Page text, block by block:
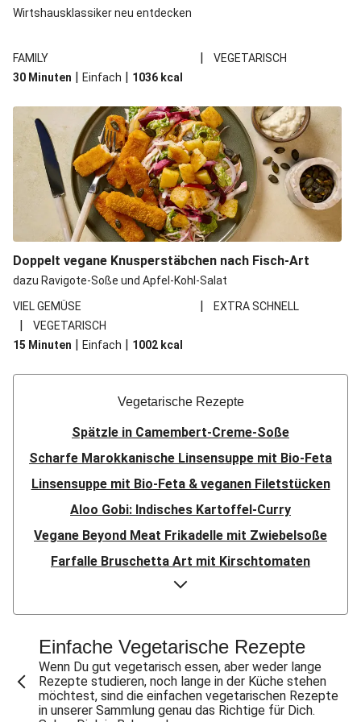
Wirtshausklassiker neu entdecken
FAMILY |
VEGETARISCH
30 Minuten | Einfach | 1036 kcal
Doppelt vegane Knusperstäbchen nach Fisch-Art
dazu Ravigote-Soße und Apfel-Kohl-Salat
VIEL GEMÜSE
| EXTRA SCHNELL
|
VEGETARISCH
15 Minuten | Einfach | 1002 kcal
Vegetarische Rezepte
Spätzle in Camembert-Creme-Soße
Scharfe Marokkanische Linsensuppe mit Bio-Feta
Linsensuppe mit Bio-Feta & veganen Filetstücken
Aloo Gobi: Indisches Kartoffel-Curry
Vegane Beyond Meat Frikadelle mit Zwiebelsoße
Farfalle Bruschetta Art mit Kirschtomaten
Flauipauis Zucchini-Puffer mit Hexkräutern
Sauerteig-Pinsa mit Ziegenkäse & Birne
Sauerteig-Pinsa mit Bio-Feta & Birne
Indisches Streetfood: Mumbai Pav Bhaji
Aloo Gobi: Indisches Kartoffel-Curry
Flauipauis Zucchini-Puffer mit Hexkräutern
Einfache Vegetarische Rezepte
Wenn Du gut vegetarisch essen, aber weder lange
Rezepte studieren, noch lange in der Küche stehen
möchtest, sind die einfachen vegetarischen Rezepte
in unserer Sammlung genau das Richtige für Dich.